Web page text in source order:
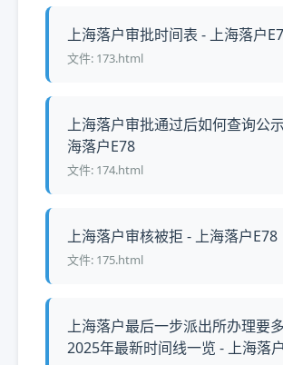
上海落户审批时间表 - 上海落户
文件: 173.html
上海落户审批通过后如何查询公
海落户E78
文件: 174.html
上海落户审核被拒 - 上海落户E78
文件: 175.html
上海落户最后一步派出所办理要多
2025年最新时间线一览 - 上海落